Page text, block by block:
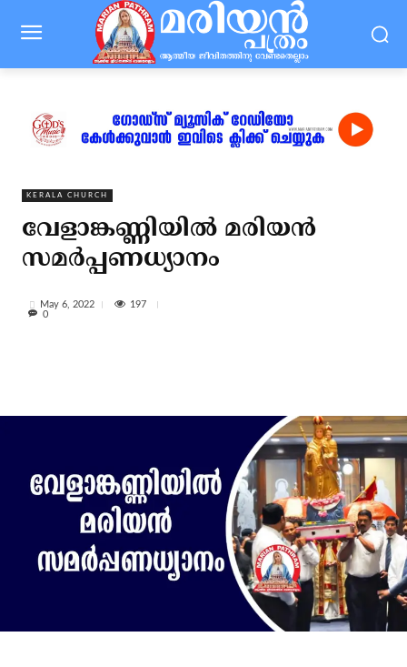
KERALA CHURCH
വേളാങ്കണ്ണിയില്‍ മരിയന്‍
സമര്‍പ്പണധ്യാനം
May 6, 2022
197
0